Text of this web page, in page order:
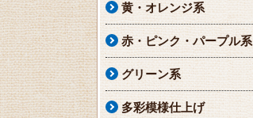
黄・オレンジ系
赤・ピンク・パープル系
グリーン系
多彩模様仕上げ